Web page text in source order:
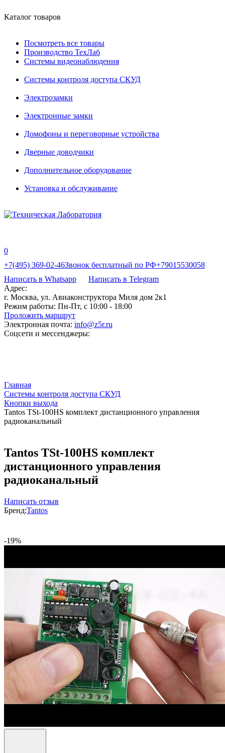
Каталог товаров
Посмотреть все товары
Производство ТехЛаб
Системы видеонаблюдения
Системы контроля доступа СКУД
Электрозамки
Электронные замки
Домофоны и переговорные устройства
Дверные доводчики
Дополнительное оборудование
Установка и обслуживание
0
+7(495) 369-02-46Звонок бесплатный по РФ+79015530058
Написать в Whatsapp
Написать в Telegram
Адрес:
г. Москва, ул. Авиаконструктора Миля дом 2к1
Режим работы: Пн-Пт, с 10:00 - 18:00
Проложить маршрут
Электронная почта: info@z5r.ru
Соцсети и мессенджеры:
Главная
Системы контроля доступа СКУД
Кнопки выхода
Tantos TSt-100HS комплект дистанционного управления
радиоканальный
Tantos TSt-100HS комплект
дистанционного управления
радиоканальный
Написать отзыв
Бренд:Tantos
-19%